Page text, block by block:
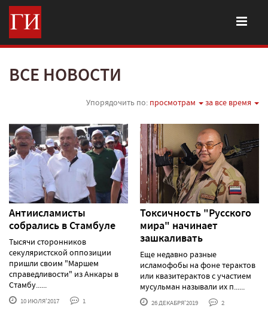
ВСЕ НОВОСТИ
Упорядочить по: просмотрам за все время
Антиисламисты
собрались в Стамбуле
Тысячи сторонников
секуляристской оппозиции
пришли своим "Маршем
справедливости" из Анкары в
Стамбу......
10 ИЮЛЯ'2017 1
Токсичность "Русского
мира" начинает
зашкаливать
Еще недавно разные
исламофобы на фоне терактов
или квазитерактов с участием
мусульман называли их п......
26 ДЕКАБРЯ'2019 2